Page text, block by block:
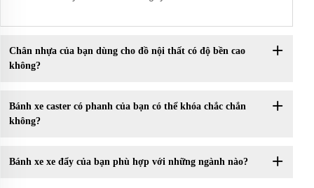
Chân nhựa của bạn dùng cho đồ nội thất có độ bền cao
không?
Bánh xe caster có phanh của bạn có thể khóa chắc chắn
không?
Bánh xe xe đẩy của bạn phù hợp với những ngành nào?